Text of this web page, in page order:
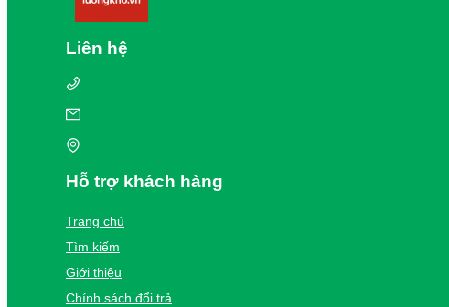
Liên hệ
Hỗ trợ khách hàng
Trang chủ
Tìm kiếm
Giới thiệu
Chính sách đổi trả